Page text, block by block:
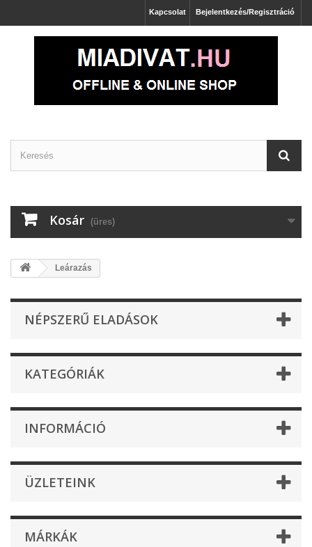
Bejelentkezés/Regisztráció
Kapcsolat
Kosár (üres)
Leárazás
NÉPSZERŰ ELADÁSOK
KATEGÓRIÁK
INFORMÁCIÓ
ÜZLETEINK
MÁRKÁK